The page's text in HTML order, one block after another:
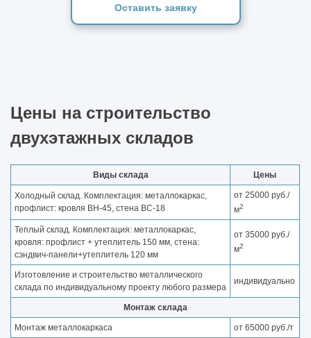
Оставить заявку
Цены на строительство
двухэтажных складов
Виды склада Цены
Холодный склад. Комплектация: металлокаркас,
профлист: кровля ВН-45, стена ВС-18
от 25000 руб./
м2
Теплый склад. Комплектация: металлокаркас,
кровля: профлист + утеплитель 150 мм, стена:
сэндвич-панели+утеплитель 120 мм
от 35000 руб./
м2
Изготовление и строительство металлического
склада по индивидуальному проекту любого размера
индивидуально
Монтаж склада
Монтаж металлокаркаса от 65000 руб./т